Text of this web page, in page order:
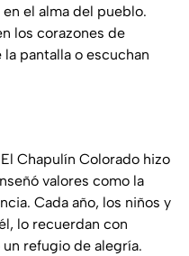
el alma del pueblo.
los corazones de
pantalla o escuchan
El Chapulín Colorado hizo
valores como la
Cada año, los niños y
lo recuerdan con
refugio de alegría.